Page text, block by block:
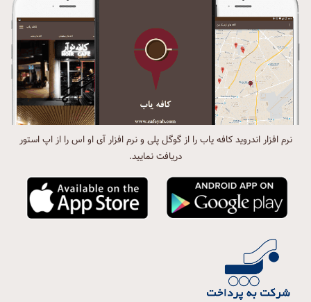
نرم افزار اندروید کافه یاب را از گوگل پلی و نرم افزار آی او اس را از اپ استور
دریافت نمایید.